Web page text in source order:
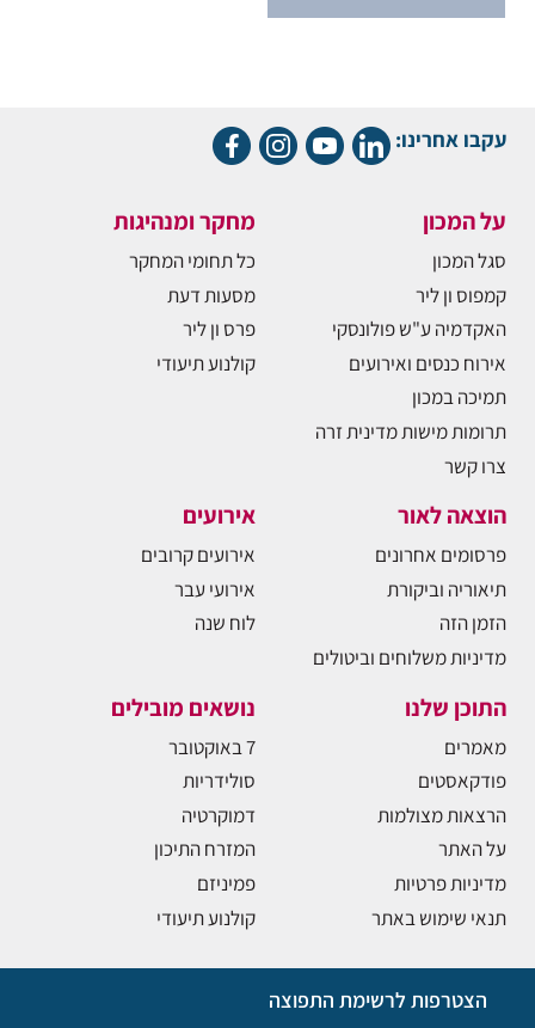
עקבו אחרינו:
על המכון
סגל המכון
קמפוס ון ליר
האקדמיה ע"ש פולונסקי
אירוח כנסים ואירועים
תמיכה במכון
תרומות מישות מדינית זרה
צרו קשר
מחקר ומנהיגות
כל תחומי המחקר
מסעות דעת
פרס ון ליר
קולנוע תיעודי
הוצאה לאור
פרסומים אחרונים
תיאוריה וביקורת
הזמן הזה
מדיניות משלוחים וביטולים
אירועים
אירועים קרובים
אירועי עבר
לוח שנה
התוכן שלנו
מאמרים
פודקאסטים
הרצאות מצולמות
על האתר
מדיניות פרטיות
תנאי שימוש באתר
נושאים מובילים
7 באוקטובר
סולידריות
דמוקרטיה
המזרח התיכון
פמיניזם
קולנוע תיעודי
הצטרפות לרשימת התפוצה